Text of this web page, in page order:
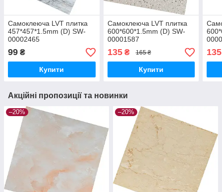
Самоклеюча LVT плитка
457*457*1.5mm (D) SW-
00002465
99 ₴
Купити
Самоклеюча LVT плитка
600*600*1.5mm (D) SW-
00001587
135₴ 165 ₴
Купити
135
Акційні пропозиції та новинки
–20% –20%